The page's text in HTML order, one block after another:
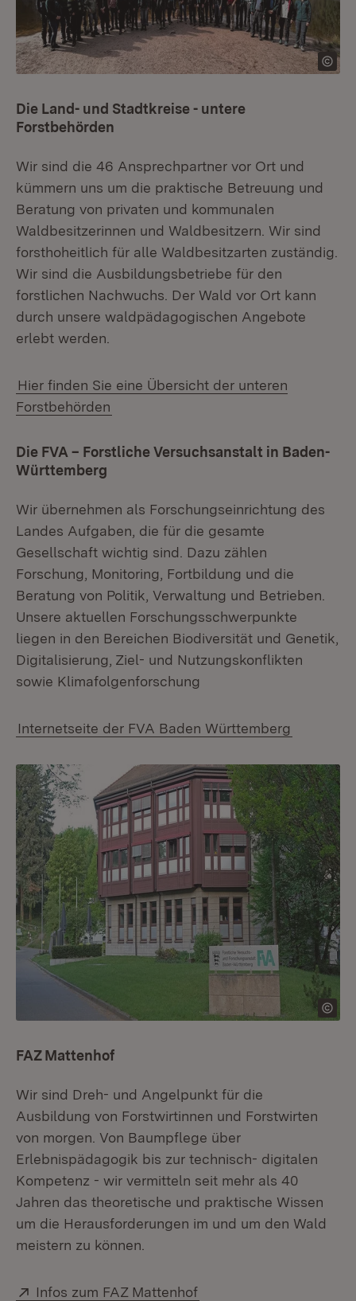
Die Land- und Stadtkreise - untere
Forstbehörden
Wir sind die 46 Ansprechpartner vor Ort und
kümmern uns um die praktische Betreuung und
Beratung von privaten und kommunalen
Waldbesitzerinnen und Waldbesitzern. Wir sind
forsthoheitlich für alle Waldbesitzarten zuständig.
Wir sind die Ausbildungsbetriebe für den
forstlichen Nachwuchs. Der Wald vor Ort kann
durch unsere waldpädagogischen Angebote
erlebt werden.
Hier finden Sie eine Übersicht der unteren
Forstbehörden
Die FVA – Forstliche Versuchsanstalt in Baden-
Württemberg
Wir übernehmen als Forschungseinrichtung des
Landes Aufgaben, die für die gesamte
Gesellschaft wichtig sind. Dazu zählen
Forschung, Monitoring, Fortbildung und die
Beratung von Politik, Verwaltung und Betrieben.
Unsere aktuellen Forschungsschwerpunkte
liegen in den Bereichen Biodiversität und Genetik,
Digitalisierung, Ziel- und Nutzungskonflikten
sowie Klimafolgenforschung
Internetseite der FVA Baden Württemberg
FAZ Mattenhof
Wir sind Dreh- und Angelpunkt für die
Ausbildung von Forstwirtinnen und Forstwirten
von morgen. Von Baumpflege über
Erlebnispädagogik bis zur technisch- digitalen
Kompetenz - wir vermitteln seit mehr als 40
Jahren das theoretische und praktische Wissen
um die Herausforderungen im und um den Wald
meistern zu können.
Extern:
Infos zum FAZ Mattenhof